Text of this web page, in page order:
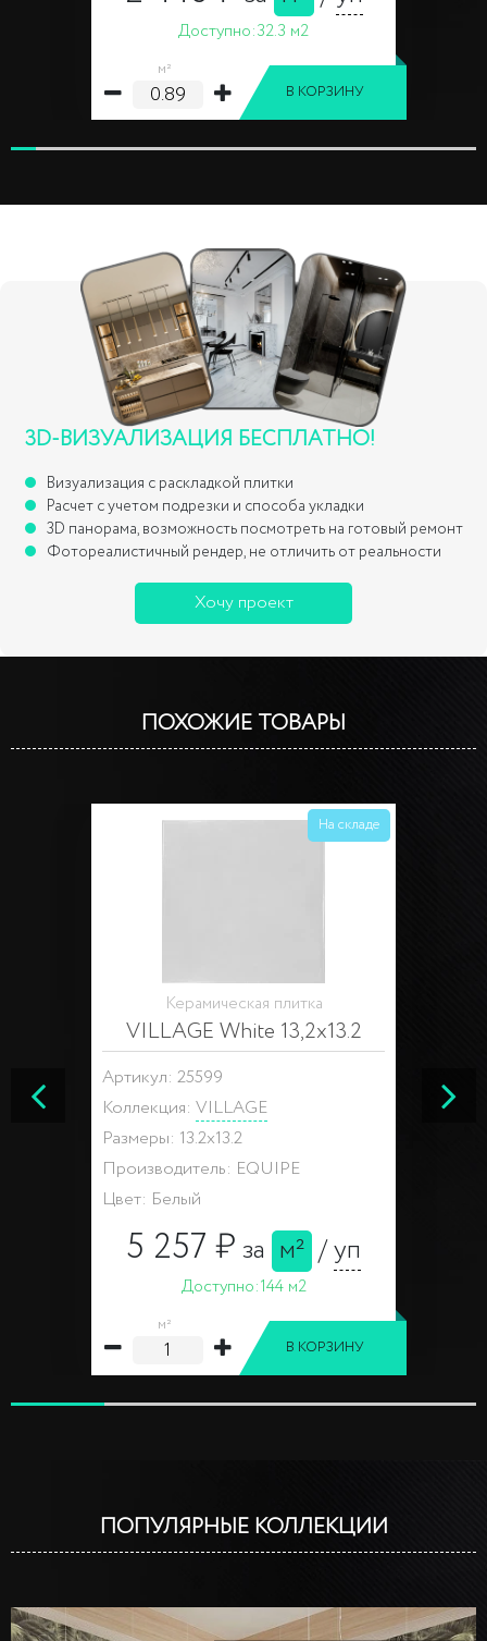
Доступно:32.3 м2
м²
В КОРЗИНУ
3D-ВИЗУАЛИЗАЦИЯ БЕСПЛАТНО!
Визуализация с раскладкой плитки
Расчет с учетом подрезки и способа укладки
3D панорама, возможность посмотреть на готовый ремонт
Фотореалистичный рендер, не отличить от реальности
Хочу проект
ПОХОЖИЕ ТОВАРЫ
На складе
Керамическая плитка
VILLAGE White 13,2x13.2
Артикул: 25599
Коллекция: VILLAGE
Размеры: 13.2x13.2
Производитель: EQUIPE
Цвет: Белый
5 257 ₽за м² /уп
Доступно:144 м2
м²
В КОРЗИНУ
ПОПУЛЯРНЫЕ КОЛЛЕКЦИИ